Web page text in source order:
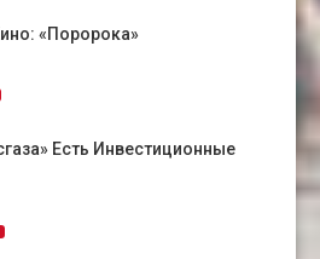
«Поророка»
Есть Инвестиционные